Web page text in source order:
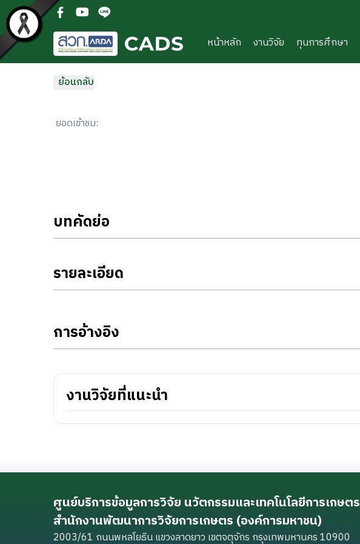
ข้ามไปยังเนื้อหาหลัก(open facebook in new new tab)
(open youtube in new new tab)
(open line in new new tab)
หน้าหลัก
งานวิจัย ทุนการศึกษา
ย้อนกลับ
ยอดเข้าชม:
บทคัดย่อ
รายละเอียด
การอ้างอิง
งานวิจัยที่แนะนำ
ศูนย์บริการข้อมูลการวิจัย นวัตกรรมและเทคโนโลยีการเกษตร
สำนักงานพัฒนาการวิจัยการเกษตร (องค์การมหาชน)
2003/61 ถนนพหลโยธิน แขวงลาดยาว เขตจตุจักร กรุงเทพมหานคร 10900